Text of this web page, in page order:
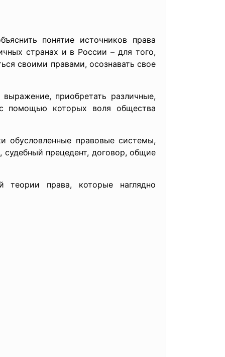
понятие источников права
странах и в России – для того,
своими правами, осознавать свое
приобретать различные,
помощью которых воля общества
обусловленные правовые системы,
прецедент, договор, общие
права, которые наглядно